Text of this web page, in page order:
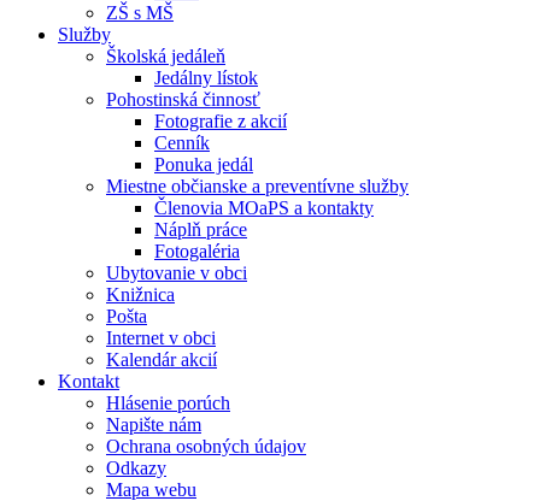
ZŠ s MŠ
Služby
Školská jedáleň
Jedálny lístok
Pohostinská činnosť
Fotografie z akcií
Cenník
Ponuka jedál
Miestne občianske a preventívne služby
Členovia MOaPS a kontakty
Náplň práce
Fotogaléria
Ubytovanie v obci
Knižnica
Pošta
Internet v obci
Kalendár akcií
Kontakt
Hlásenie porúch
Napište nám
Ochrana osobných údajov
Odkazy
Mapa webu